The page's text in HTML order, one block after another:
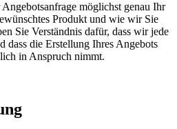
möglichst genau Ihr
Produkt und wie wir Sie
Sie Verständnis dafür, dass wir jede
dass die Erstellung Ihres Angebots
in Anspruch nimmt.